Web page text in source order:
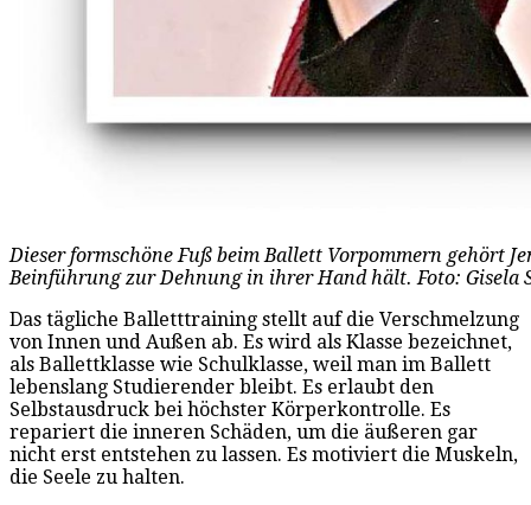
Dieser formschöne Fuß beim Ballett Vorpommern gehört
Beinführung zur Dehnung in ihrer Hand hält. Foto: Gisela
Das tägliche Balletttraining stellt auf die Verschmelzung
von Innen und Außen ab. Es wird als Klasse bezeichnet,
als Ballettklasse wie Schulklasse, weil man im Ballett
lebenslang Studierender bleibt. Es erlaubt den
Selbstausdruck bei höchster Körperkontrolle. Es
repariert die inneren Schäden, um die äußeren gar
nicht erst entstehen zu lassen. Es motiviert die Muskeln,
die Seele zu halten.